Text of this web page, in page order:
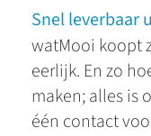
Snel leverbaar
watMooi koopt
eerlijk. En zo
maken; alles is
één contact